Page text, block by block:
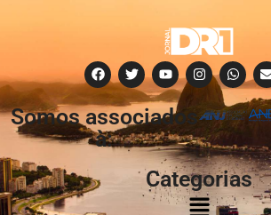
Somos associados
à:
Categorias